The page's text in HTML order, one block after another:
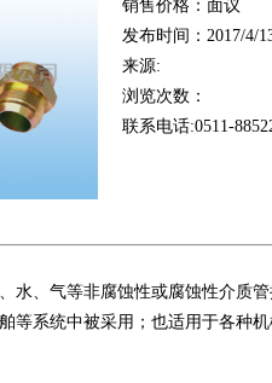
销售价格：面议
发布时间：2017/4/
来源:
浏览次数：
联系电话:0511-
水、气等非腐蚀性或腐蚀性介质
等系统中被采用；也适用于各种